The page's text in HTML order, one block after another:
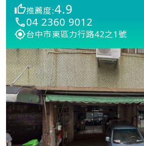
推薦度:4.9
04 2360 9012
台中市東區力行路42之1號